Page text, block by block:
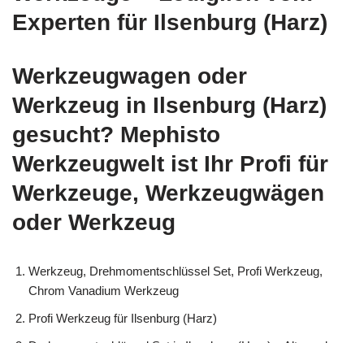
Experten für Ilsenburg (Harz)
Werkzeugwagen oder
Werkzeug in Ilsenburg (Harz)
gesucht? Mephisto
Werkzeugwelt ist Ihr Profi für
Werkzeuge, Werkzeugwägen
oder Werkzeug
Werkzeug, Drehmomentschlüssel Set, Profi Werkzeug,
Chrom Vanadium Werkzeug
Profi Werkzeug für Ilsenburg (Harz)